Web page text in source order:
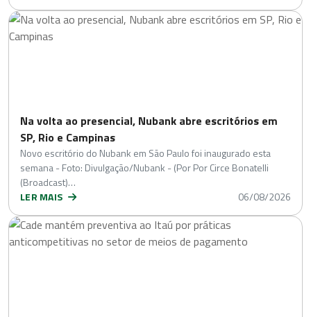
Na volta ao presencial, Nubank abre escritórios em
SP, Rio e Campinas
Novo escritório do Nubank em São Paulo foi inaugurado esta
semana - Foto: Divulgação/Nubank - (Por Por Circe Bonatelli
(Broadcast)…
LER MAIS
06/08/2026